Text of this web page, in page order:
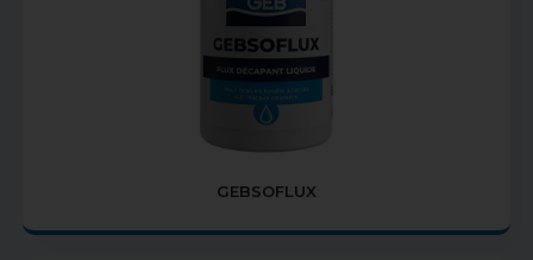
GEBSOFLUX